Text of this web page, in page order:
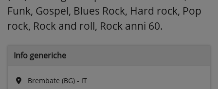
Funk, Gospel, Blues Rock, Hard rock, Pop
rock, Rock and roll, Rock anni 60.
Info generiche
Brembate (BG) - IT